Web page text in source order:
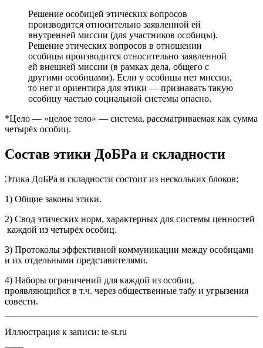
Решение особицей этических вопросов
производится относительно заявленной ей
внутренней миссии (для участников особицы).
Решение этических вопросов в отношении
особицы производится относительно заявленной
ей внешней миссии (в рамках дела, общего с
другими особицами). Если у особицы нет миссии,
то нет и ориентира для этики — признавать такую
особицу частью социальной системы опасно.
*Цело — «целое тело» — система, рассматриваемая как сумма
четырёх особиц.
Состав этики ДоБРа и складности
Этика ДоБРа и складности состоит из нескольких блоков:
1) Общие законы этики.
2) Свод этических норм, характерных для системы ценностей
каждой из четырёх особиц.
3) Протоколы эффективной коммуникации между особицами
и их отдельными представителями.
4) Наборы ограничений для каждой из особиц,
проявляющийся в т.ч. через общественные табу и угрызения
совести.
Иллюстрация к записи: te-st.ru